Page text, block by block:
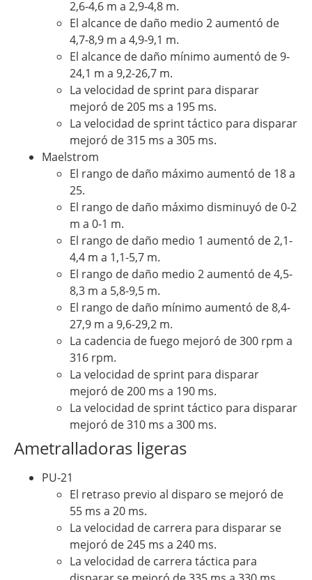
2,6-4,6 m a 2,9-4,8 m.
El alcance de daño medio 2 aumentó de
4,7-8,9 m a 4,9-9,1 m.
El alcance de daño mínimo aumentó de 9-
24,1 m a 9,2-26,7 m.
La velocidad de sprint para disparar
mejoró de 205 ms a 195 ms.
La velocidad de sprint táctico para disparar
mejoró de 315 ms a 305 ms.
Maelstrom
El rango de daño máximo aumentó de 18 a
25.
El rango de daño máximo disminuyó de 0-2
m a 0-1 m.
El rango de daño medio 1 aumentó de 2,1-
4,4 m a 1,1-5,7 m.
El rango de daño medio 2 aumentó de 4,5-
8,3 m a 5,8-9,5 m.
El rango de daño mínimo aumentó de 8,4-
27,9 m a 9,6-29,2 m.
La cadencia de fuego mejoró de 300 rpm a
316 rpm.
La velocidad de sprint para disparar
mejoró de 200 ms a 190 ms.
La velocidad de sprint táctico para disparar
mejoró de 310 ms a 300 ms.
Ametralladoras ligeras
PU-21
El retraso previo al disparo se mejoró de
55 ms a 20 ms.
La velocidad de carrera para disparar se
mejoró de 245 ms a 240 ms.
La velocidad de carrera táctica para